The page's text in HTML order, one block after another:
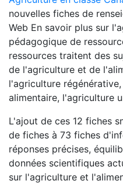
nouvelles fiches de
Web En savoir plus sur
pédagogique de
ressources traitent des
de l'agriculture et de
l'agriculture
alimentaire, l'agriculture
L'ajout de ces 12 fiches
de fiches à 73 fiches
réponses précises,
données scientifiques
sur l'agriculture et